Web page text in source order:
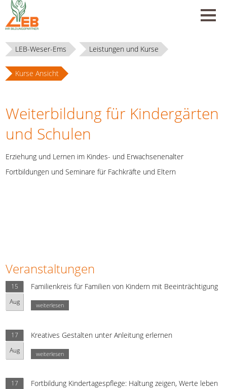
LEB-Weser-Ems Leistungen und Kurse
Kurse Ansicht
Weiterbildung für Kindergärten
und Schulen
Erziehung und Lernen im Kindes- und Erwachsenenalter
Fortbildungen und Seminare für Fachkräfte und Eltern
Veranstaltungen
15
Aug
Familienkreis für Familien von Kindern mit Beeinträchtigung
weiterlesen
17
Aug
Kreatives Gestalten unter Anleitung erlernen
weiterlesen
17
Fortbildung Kindertagespflege: Haltung zeigen, Werte leben